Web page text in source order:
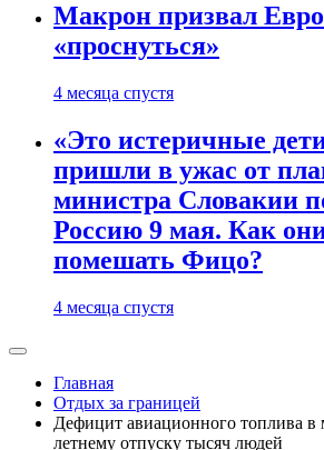
Макрон призвал
«проснуться»
4 месяца спустя
«Это истеричные
пришли в ужас от
министра Словакии
Россию 9 мая. Как
помешать Фицо?
4 месяца спустя
Главная
Отдых за границей
Дефицит авиационного топлива в
летнему отпуску тысяч людей